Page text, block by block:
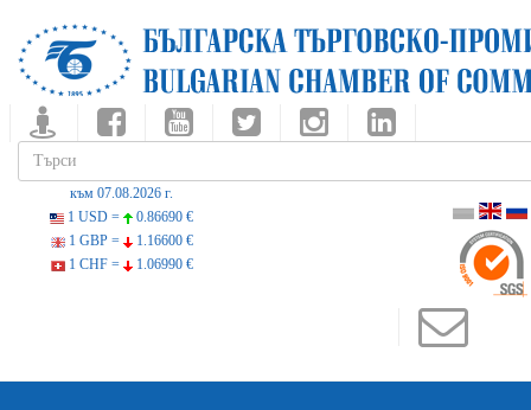
към 07.08.2026 г.
1 USD =
0.86690 €
1 GBP =
1.16600 €
1 CHF =
1.06990 €